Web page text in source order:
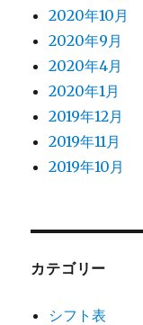
2020年10月
2020年9月
2020年4月
2020年1月
2019年12月
2019年11月
2019年10月
カテゴリー
シフト表